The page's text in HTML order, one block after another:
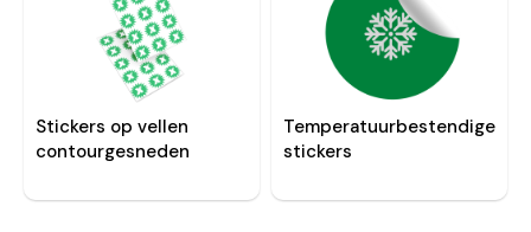
Stickers op vellen
contourgesneden
Temperatuurbestendige
stickers